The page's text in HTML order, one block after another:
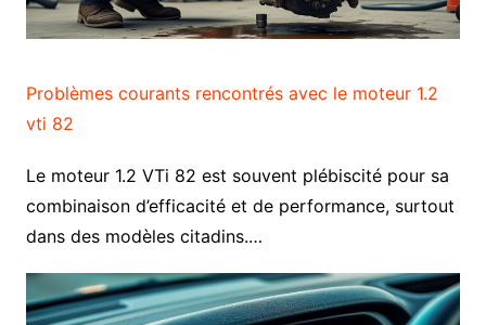
Problèmes courants rencontrés avec le moteur 1.2
vti 82
Le moteur 1.2 VTi 82 est souvent plébiscité pour sa
combinaison d’efficacité et de performance, surtout
dans des modèles citadins.…